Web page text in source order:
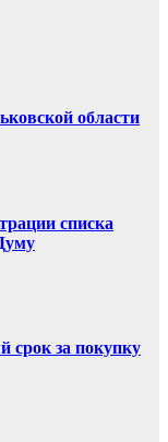
области
списка
за покупку